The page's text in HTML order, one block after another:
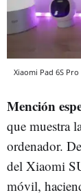
Xiaomi Pad 6S Pro
Mención
que muestra
ordenador.
del Xiaomi
móvil,